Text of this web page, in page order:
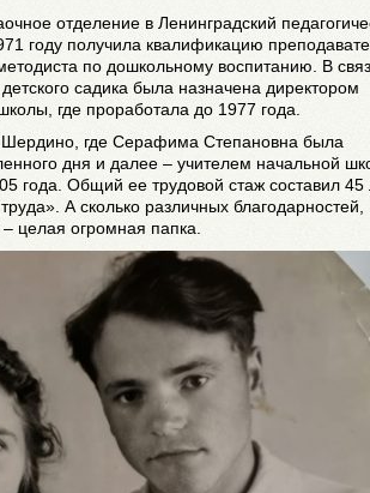
отделение в Ленинградский
году получила квалификацию
по дошкольному воспитанию. В
садика была назначена директором
где проработала до 1977 года.
Шердино, где Серафима Степановна была
дня и далее – учителем начальной
года. Общий ее трудовой стаж составил 45
А сколько различных благодарностей,
целая огромная папка.